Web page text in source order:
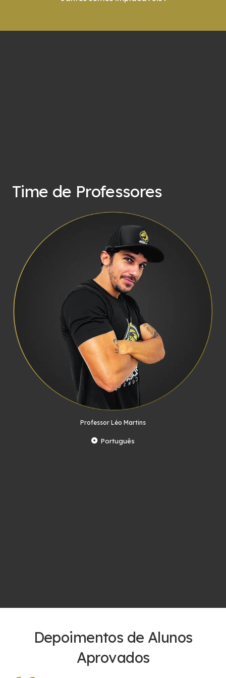
Time de Professores
Professor Léo Martins
Português
Depoimentos de Alunos
Aprovados